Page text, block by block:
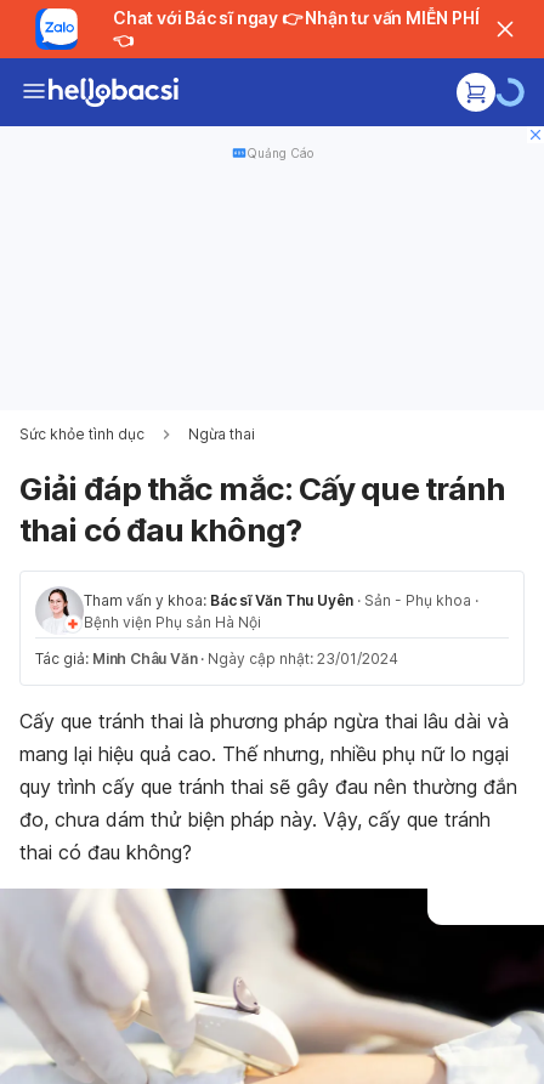
Chat với Bác sĩ ngay 👉 Nhận tư vấn MIỄN PHÍ
👈
Quảng Cáo
Sức khỏe tình dục Ngừa thai
Giải đáp thắc mắc: Cấy que tránh
thai có đau không?
Tham vấn y khoa: Bác sĩ Văn Thu Uyên · Sản - Phụ khoa ·
Bệnh viện Phụ sản Hà Nội
Tác giả: Minh Châu Văn · Ngày cập nhật: 23/01/2024
Cấy que tránh thai là phương pháp ngừa thai lâu dài và
mang lại hiệu quả cao. Thế nhưng, nhiều phụ nữ lo ngại
quy trình cấy que tránh thai sẽ gây đau nên thường đắn
đo, chưa dám thử biện pháp này. Vậy, cấy que tránh
thai có đau không?